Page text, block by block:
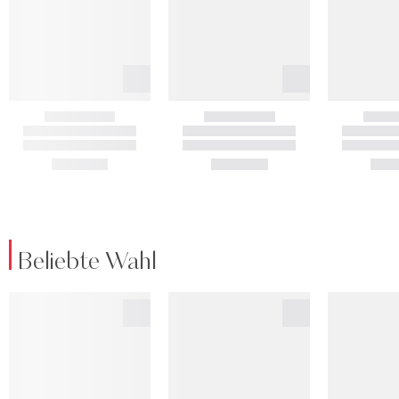
Beliebte Wahl